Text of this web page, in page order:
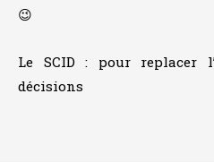
😉
Le SCID : pour replacer
décisions